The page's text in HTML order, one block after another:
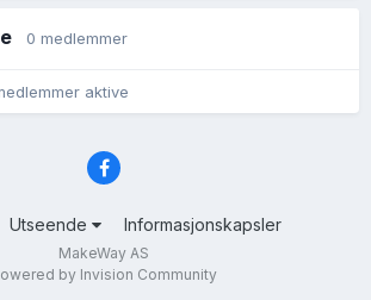
0 medlemmer
aktive
Utseende Informasjonskapsler
MakeWay AS
by Invision Community